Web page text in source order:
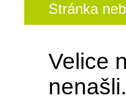
Stránka
Velice
nenašli.